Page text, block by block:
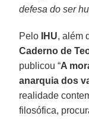
defesa do ser
Pelo IHU, além
Caderno de
publicou “A
anarquia dos
realidade
filosófica,